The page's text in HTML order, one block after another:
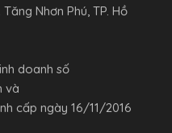
Nhơn Phú, TP. Hồ
doanh số
và
cấp ngày 16/11/2016